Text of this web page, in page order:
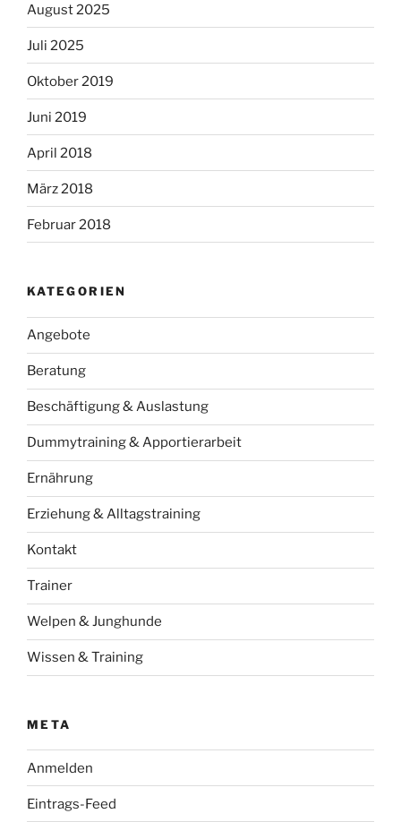
August 2025
Juli 2025
Oktober 2019
Juni 2019
April 2018
März 2018
Februar 2018
KATEGORIEN
Angebote
Beratung
Beschäftigung & Auslastung
Dummytraining & Apportierarbeit
Ernährung
Erziehung & Alltagstraining
Kontakt
Trainer
Welpen & Junghunde
Wissen & Training
META
Anmelden
Eintrags-Feed